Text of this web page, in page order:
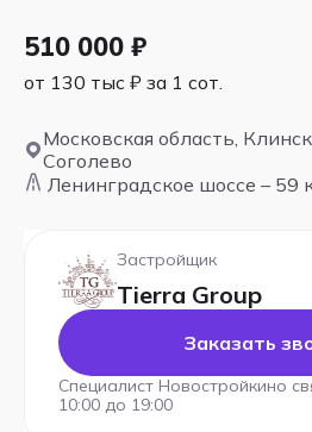
510 000 ₽
от 130 тыс ₽ за 1 сот.
Московская область,
Соголево
Ленинградское шоссе – 59
Застройщик
Tierra Group
Заказать
Специалист Новостройкино
10:00 до 19:00